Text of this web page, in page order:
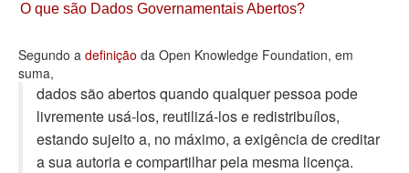
Dados Governamentais Abertos
Planejamento
Catálogo de dados
Processo Legislativo
Deputados Estaduais
O que são Dados Governamentais Abertos?
Segundo a definição da Open Knowledge Foundation, em
suma,
dados são abertos quando qualquer pessoa pode
livremente usá-los, reutilizá-los e redistribuí­los,
estando sujeito a, no máximo, a exigência de creditar
a sua autoria e compartilhar pela mesma licença.